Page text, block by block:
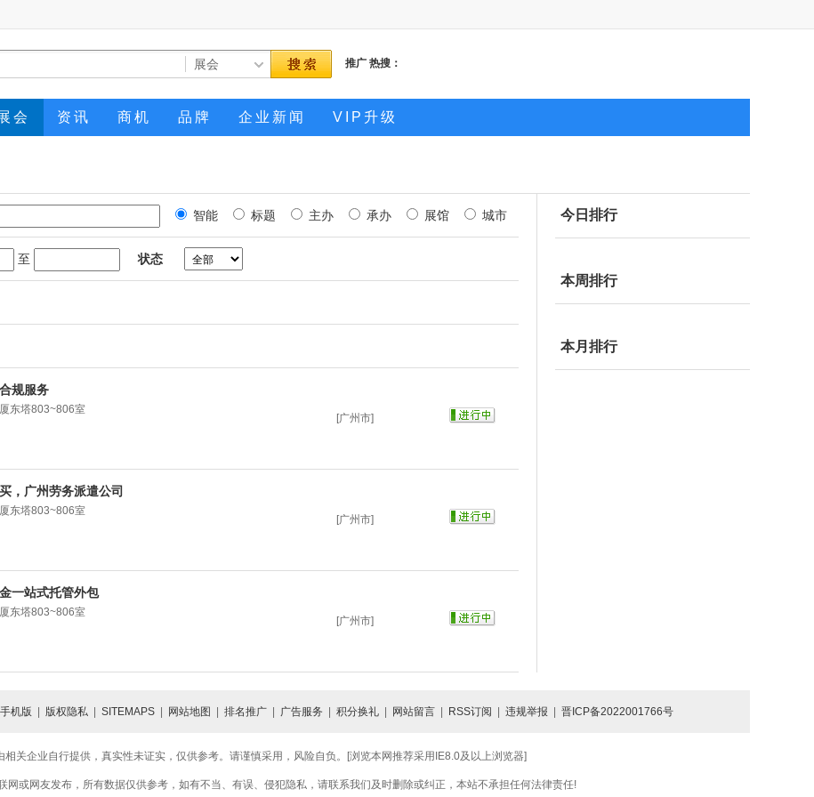
推广 热搜：
会 资讯 商机 品牌 企业新闻 VIP升级
智能 标题 主办 承办 展馆 城市
至 状态
规服务
东塔803~806室
[广州市]
，广州劳务派遣公司
东塔803~806室
[广州市]
一站式托管外包
东塔803~806室
[广州市]
今日排行
本周排行
本月排行
手机版 版权隐私 SITEMAPS 网站地图 排名推广 广告服务 积分换礼 网站留言 RSS订阅 违规举报 晋ICP备2022001766号
相关企业自行提供，真实性未证实，仅供参考。请谨慎采用，风险自负。[浏览本网推荐采用IE8.0及以上浏览器]
网或网友发布，所有数据仅供参考，如有不当、有误、侵犯隐私，请联系我们及时删除或纠正，本站不承担任何法律责任!